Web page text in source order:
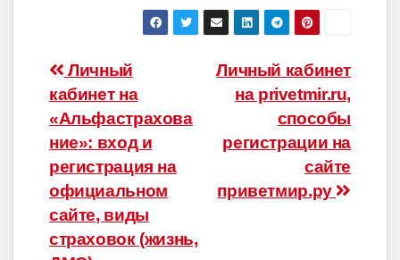
Навигация
по
записям
Личный кабинет
на privetmir.ru,
способы
регистрации на
сайте
приветмир.ру
Личный
кабинет на
«Альфастрахова
ние»: вход и
регистрация на
официальном
сайте, виды
страховок (жизнь,